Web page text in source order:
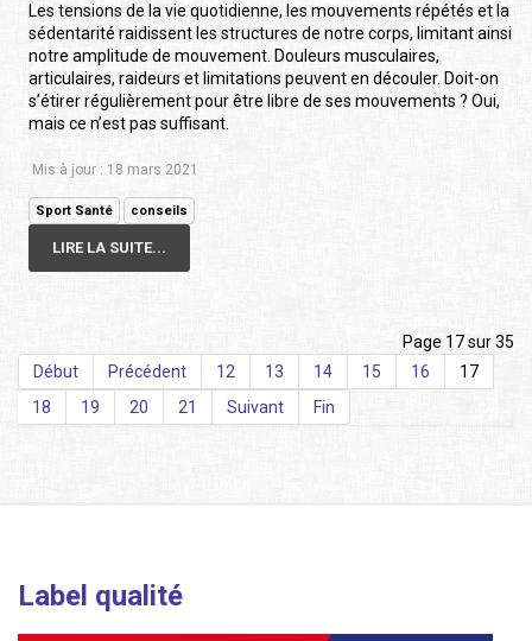
Les tensions de la vie quotidienne, les mouvements répétés et la
sédentarité raidissent les structures de notre corps, limitant ainsi
notre amplitude de mouvement. Douleurs musculaires,
articulaires, raideurs et limitations peuvent en découler. Doit-on
s’étirer régulièrement pour être libre de ses mouvements ? Oui,
mais ce n’est pas suffisant.
Mis à jour : 18 mars 2021
Sport Santé conseils
LIRE LA SUITE...
Page 17 sur 35
Début
Précédent 12 13 14 15 16
17
18
19 20 21 Suivant Fin
Label qualité